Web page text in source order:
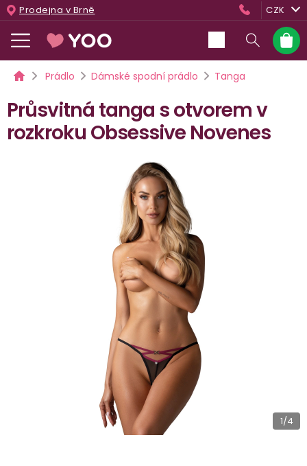
Přejít
na
obsah
Prodejna v Brně CZK
košík
DomůPrádlo Dámské spodní prádlo Tanga
Průsvitná tanga s otvorem v
rozkroku Obsessive Novenes
1/4